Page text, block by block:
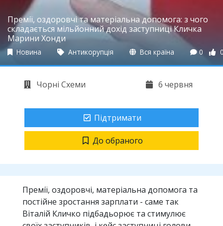
Премії, оздоровчі та матеріальна допомога: з чого
складається мільйонний дохід заступниці Кличка
Марини Хонди
Новина Антикорупція Вся країна 0
Чорні Схеми 6 червня
Підтримати
До обраного
Премії, оздоровчі, матеріальна допомога та
постійне зростання зарплати - саме так
Віталій Кличко підбадьорює та стимулює